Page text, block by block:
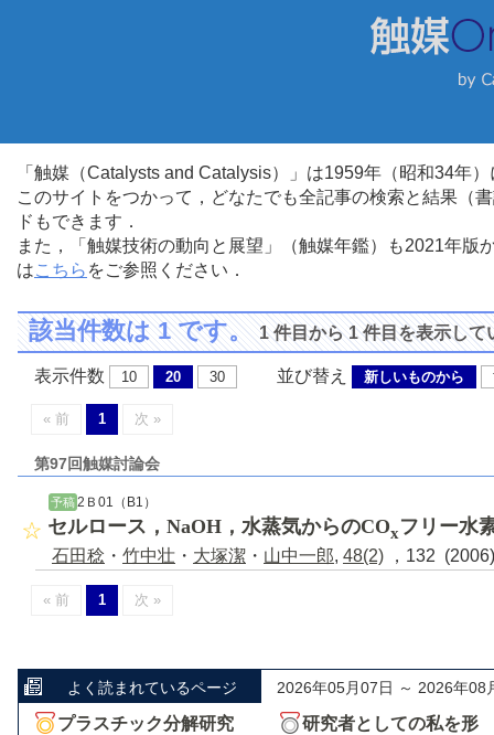
「触媒（Catalysts and Catalysis）」は1959年（昭和34年
このサイトをつかって，どなたでも全記事の検索と結果（
ドもできます．
また，「触媒技術の動向と展望」（触媒年鑑）も2021年
はこちら をご参照ください．
該当件数は 1 です。1 件目から 1 件目を表示して
表示件数 10 20 30 並び替え 新しいものから
« 前 1 次 »
第97回触媒討論会
予稿 2Ｂ01（B1）
セルロース，NaOH，水蒸気からのCOxフリー水
石田稔 ・ 竹中壮 ・ 大塚潔 ・ 山中一郎, 48(2) ，132
« 前 1 次 »
よく読まれているページ 2026年05月07日 ～ 2026年08
プラスチック分解研究
研究者としての私を形